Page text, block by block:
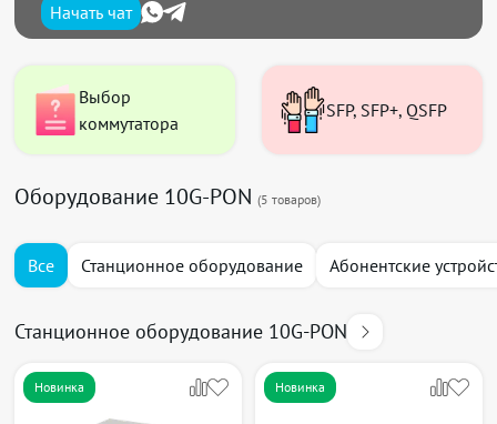
Начать чат
Выбор
коммутатора
SFP, SFP+, QSFP
Оборудование 10G-PON (5 товаров)
Все Станционное оборудование Абонентские
Станционное оборудование 10G-PON
Новинка Новинка